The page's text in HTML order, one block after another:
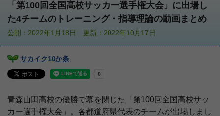
「第100回全国高校サッカー選手権大会」に出場し
た4チームのトレーニング・指導理論の動画まとめ
公開：2022年1月18日 更新：2022年10月17日
サカイク10か条
青森山田高校の優勝で幕を閉じた「第100回全国高校サッ
カー選手権大会」。各都道府県代表のチームが出場しまし